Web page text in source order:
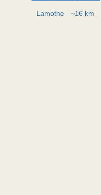
Lamothe ~16 km